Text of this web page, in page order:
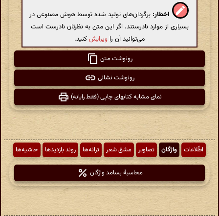
اخطار: برگردان‌های تولید شده توسط هوش مصنوعی در
بسیاری از موارد نادرستند. اگر این متن به نظرتان نادرست است
می‌توانید آن را ویرایشکنید.
رونوشت متن
رونوشت نشانی
نمای مشابه کتابهای چاپی (فقط رایانه)
اطّلاعات واژگان تصاویر مشق شعر ترانه‌ها روند بازدیدها حاشیه‌ها
محاسبهٔ بسامد واژگان